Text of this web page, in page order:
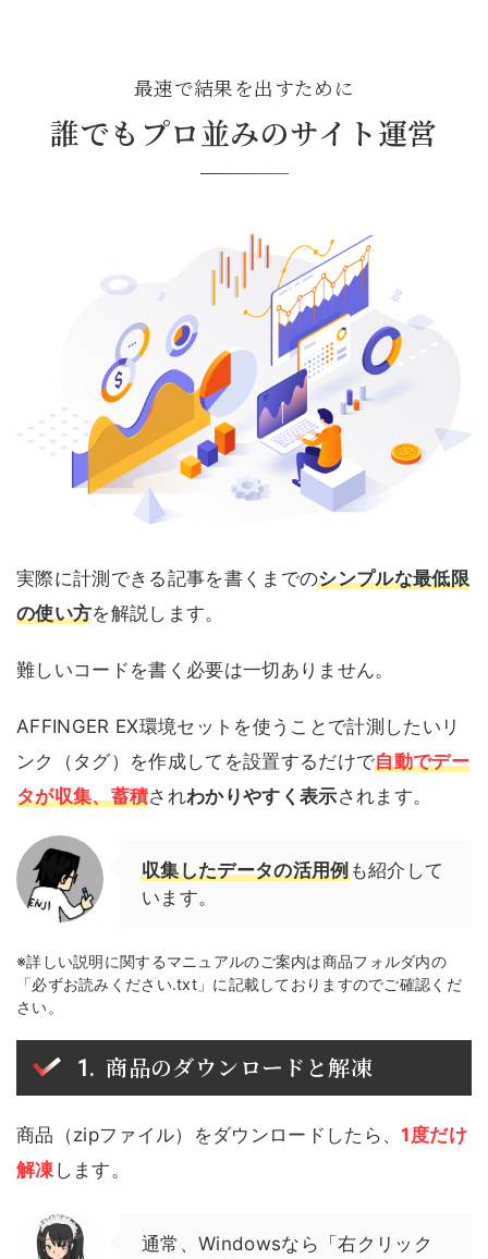
最速で結果を出すために
誰でもプロ並みのサイト運営
実際に計測できる記事を書くまでのシンプルな最低限
の使い方を解説します。
難しいコードを書く必要は一切ありません。
AFFINGER EX環境セットを使うことで計測したいリ
ンク（タグ）を作成してを設置するだけで自動でデー
タが収集、蓄積されわかりやすく表示されます。
収集したデータの活用例も紹介して
います。
※詳しい説明に関するマニュアルのご案内は商品フォルダ内の
「必ずお読みください.txt」に記載しておりますのでご確認くだ
さい。
商品のダウンロードと解凍
商品（zipファイル）をダウンロードしたら、1度だけ
解凍します。
通常、Windowsなら「右クリック